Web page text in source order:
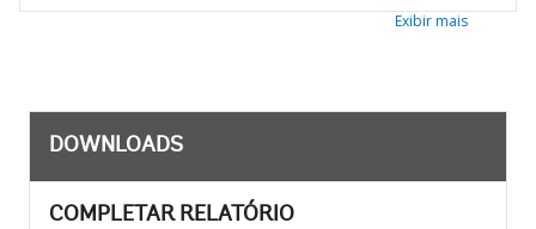
Exibir mais
DOWNLOADS
COMPLETAR RELATÓRIO